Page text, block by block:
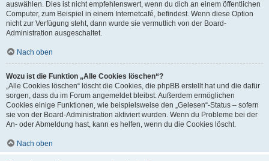
auswählen. Dies ist nicht empfehlenswert, wenn du dich an einem öffentlichen
Computer, zum Beispiel in einem Internetcafé, befindest. Wenn diese Option
nicht zur Verfügung steht, dann wurde sie vermutlich von der Board-
Administration ausgeschaltet.
Nach oben
Wozu ist die Funktion „Alle Cookies löschen“?
„Alle Cookies löschen“ löscht die Cookies, die phpBB erstellt hat und die dafür
sorgen, dass du im Forum angemeldet bleibst. Außerdem ermöglichen
Cookies einige Funktionen, wie beispielsweise den „Gelesen“-Status – sofern
sie von der Board-Administration aktiviert wurden. Wenn du Probleme bei der
An- oder Abmeldung hast, kann es helfen, wenn du die Cookies löscht.
Nach oben